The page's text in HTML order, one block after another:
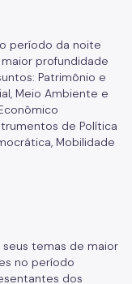
período da noite
profundidade
Patrimônio e
Meio Ambiente e
de Política
Mobilidade
temas de maior
no período
dos